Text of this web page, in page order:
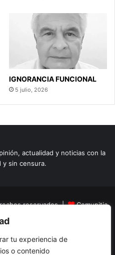
tu experiencia de
o contenido
IGNORANCIA FUNCIONAL
5 julio, 2026
actualidad y noticias con la
y sin censura.
reservados |
Comunitic
901228106
Opinion Turismo
Reportajes